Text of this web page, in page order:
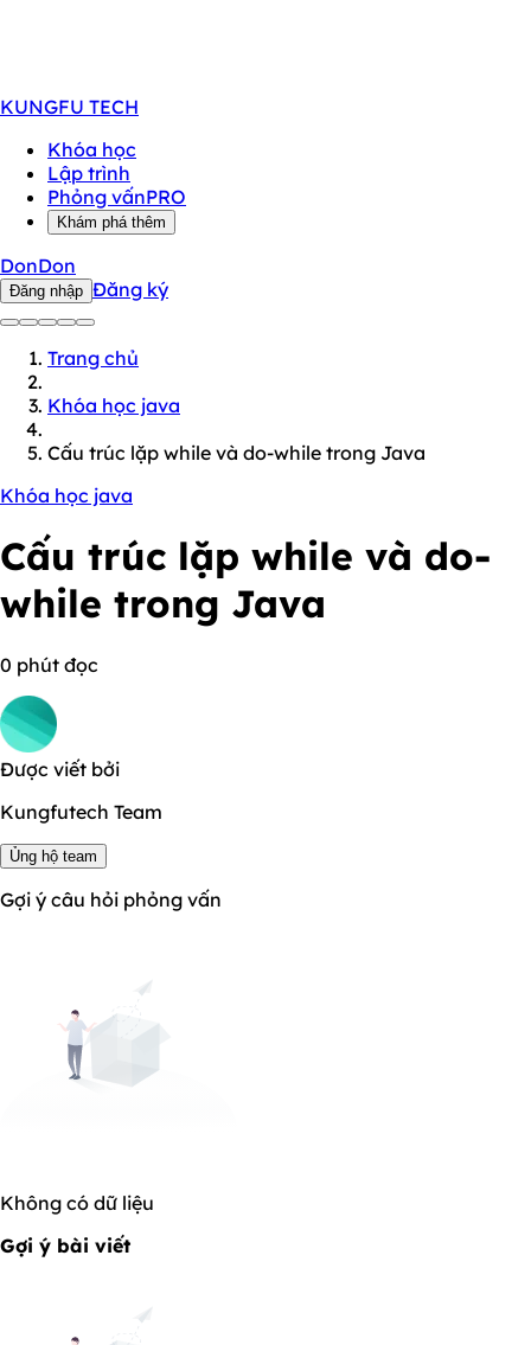
KUNGFU TECH
Khóa học
Lập trình
Phỏng vấnPRO
Khám phá thêm
DonDon
Đăng nhập Đăng ký
Trang chủ
Khóa học java
Cấu trúc lặp while và do-while trong Java
Khóa học java
Cấu trúc lặp while và do-
while trong Java
0 phút đọc
Được viết bởi
Kungfutech Team
Ủng hộ team
Gợi ý câu hỏi phỏng vấn
Không có dữ liệu
Gợi ý bài viết